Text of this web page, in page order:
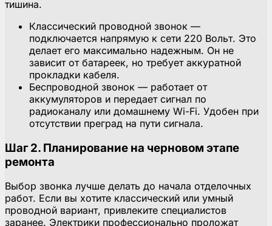
тишина.
Классический проводной звонок —
подключается напрямую к сети 220 Вольт. Это
делает его максимально надежным. Он не
зависит от батареек, но требует аккуратной
прокладки кабеля.
Беспроводной звонок — работает от
аккумуляторов и передает сигнал по
радиоканалу или домашнему Wi-Fi. Удобен при
отсутствии преград на пути сигнала.
Шаг 2. Планирование на черновом этапе
ремонта
Выбор звонка лучше делать до начала отделочных
работ. Если вы хотите классический или умный
проводной вариант, привлеките специалистов
заранее. Электрики профессионально проложат